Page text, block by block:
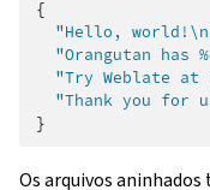
{
"Hello,
"Orangutan has
"Try Weblate
"Thank you for
}
Os arquivos